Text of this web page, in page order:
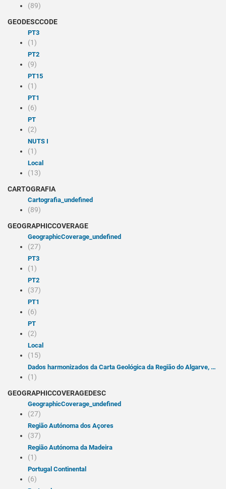
(89)
GEODESCCODE
PT3
(1)
PT2
(9)
PT15
(1)
PT1
(6)
PT
(2)
NUTS I
(1)
Local
(13)
CARTOGRAFIA
cartografia_undefined
(89)
GEOGRAPHICCOVERAGE
geographicCoverage_undefined
(27)
PT3
(1)
PT2
(37)
PT1
(6)
PT
(2)
Local
(15)
Dados harmonizados da Carta Geológica da Região do Algarve, escala 1:100 000 - Folha do Barlavento (Serviço de visualização WMS INSPIRE 1.3.0) Harmonised Geological Map Data of Algarve Region, scale 1:100 000 - West Sheet (INSPIRE view service WMS 1.3.0) 2023-10-23 creation 2025-03-18 publication Serviço de visualização INSPIRE dos dados harmonizados da Carta Geológica da Região do Algarve à escala 1:100 000, constituído apenas pela folha do Barlavento. Os níveis de informação disponibilizados são as Unidades Geológicas, classificadas segundo as litologias e idades dos vocabulários INSPIRE. INSPIRE view service providing Portugal onshore bedrock geological data at 1:100 000 scale. Layers depicting Geologic Units classified according to ages and lithologies from INSPIRE vocabularies are available. Cumprimento da Diretiva INSPIRE. Laboratório Nacional de Energia e Geologia, I.P. Unidade de Informação Geocientífica Laboratório Nacional de Energia e Geologia, I.P. National Laboratory of Energy and Geology, P.I. (+351) 210 924 600 (+351) 217 163 806 Estrada da Portela-Bairro do Zambujal-Alfragide Amadora 2610-999 Portugal geoportal@lneg.pt pointOfContact notPlanned INSPIRECORE Options 2019-01-01 publication infoMapAccessService ISO - 19119 geographic services taxonomy 2010-01-19 publication LNEG Carta Geológica Geologia WMS SNIG Geologia Harmonizada Barlavento LGM Inspire view service Harmonised Geology GE Portugal Algarve Faro place infoMapAccessService ISO 19119 service taxonomy 2013-01-01 publication otherRestrictions Acesso público sem restrições otherRestrictions acesso e uso sem condições view true -9.22 -7.00 36.95 37.50 true PT15 tight GetCapabilities XML https://inspire.lneg.pt/arcgis/services/CartografiaGeologica/CGP100k/MapServer/WMSServer?request=GetCapabilities&service=WMS
(1)
GEOGRAPHICCOVERAGEDESC
geographicCoverage_undefined
(27)
Região Autónoma dos Açores
(37)
Região Autónoma da Madeira
(1)
Portugal Continental
(6)